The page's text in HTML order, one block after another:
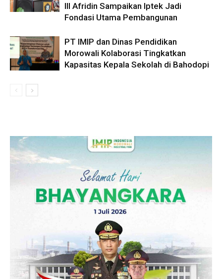
III Afridin Sampaikan Iptek Jadi
Fondasi Utama Pembangunan
PT IMIP dan Dinas Pendidikan
Morowali Kolaborasi Tingkatkan
Kapasitas Kepala Sekolah di Bahodopi